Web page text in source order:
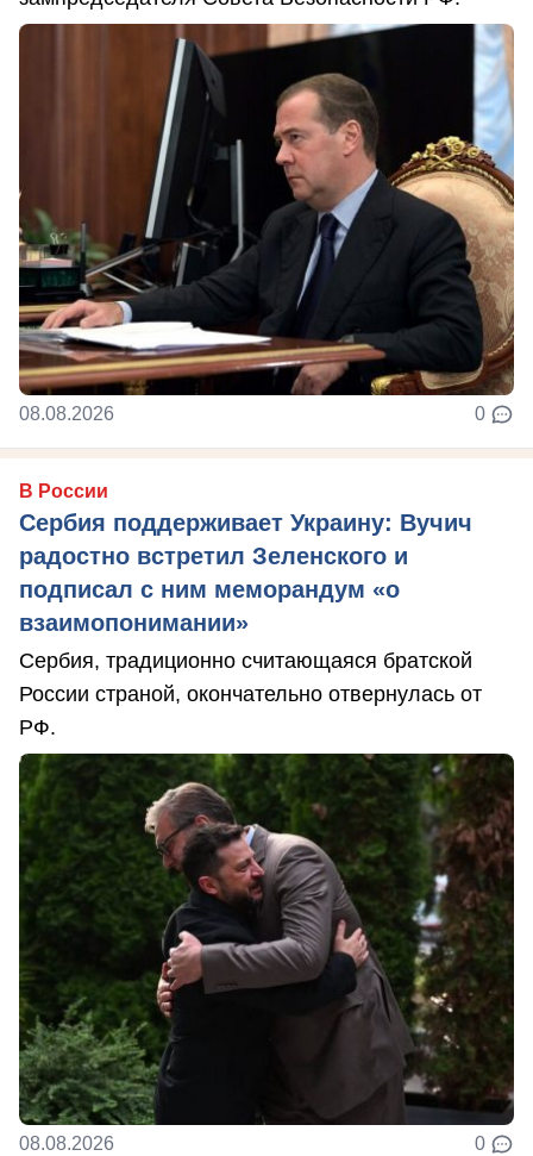
08.08.2026 0
В России
Сербия поддерживает Украину: Вучич
радостно встретил Зеленского и
подписал с ним меморандум «о
взаимопонимании»
Сербия, традиционно считающаяся братской
России страной, окончательно отвернулась от
РФ.
08.08.2026 0